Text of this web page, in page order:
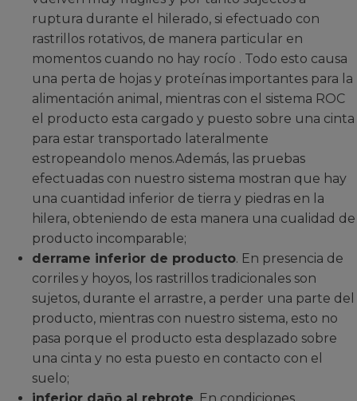
ruptura durante el hilerado, si efectuado con
rastrillos rotativos, de manera particular en
momentos cuando no hay rocío . Todo esto causa
una perta de hojas y proteínas importantes para la
alimentación animal, mientras con el sistema ROC
el producto esta cargado y puesto sobre una cinta
para estar transportado lateralmente
estropeandolo menos.Además, las pruebas
efectuadas con nuestro sistema mostran que hay
una cuantidad inferior de tierra y piedras en la
hilera, obteniendo de esta manera una cualidad de
producto incomparable;
derrame inferior de producto. En presencia de
corriles y hoyos, los rastrillos tradicionales son
sujetos, durante el arrastre, a perder una parte del
producto, mientras con nuestro sistema, esto no
pasa porque el producto esta desplazado sobre
una cinta y no esta puesto en contacto con el
suelo;
inferior daño al rebrote. En condiciones